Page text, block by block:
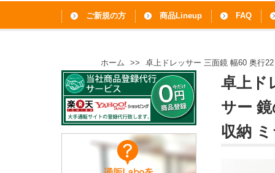
ご新規の方 商品Lineup FAQ
ホーム >> 卓上ドレッサー 三面鏡 幅60 奥行
卓上ド
サー
収納